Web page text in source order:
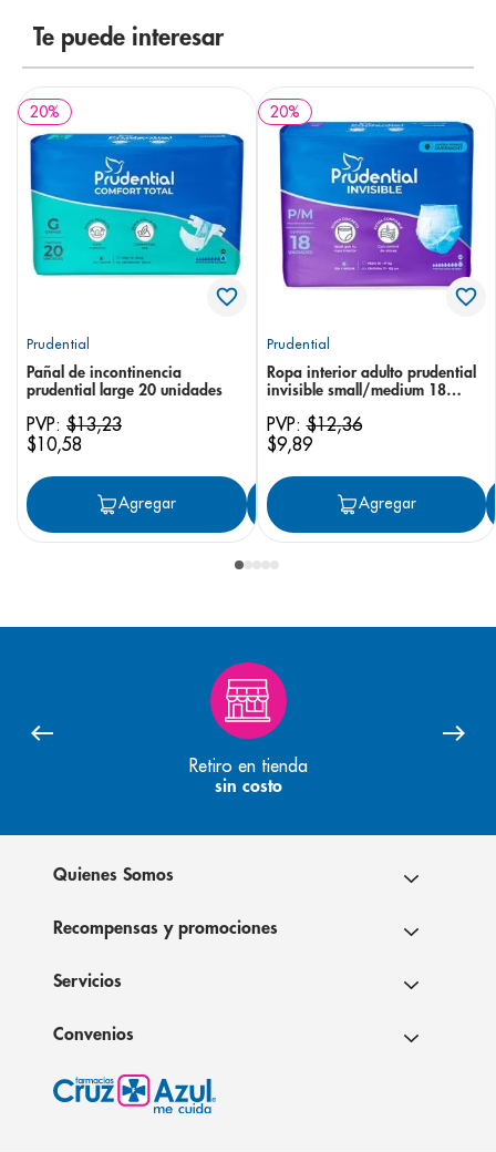
Te puede interesar
20%
Prudential
Pañal de incontinencia
prudential large 20 unidades
PVP: $13,23
$10,58
Agregar Agregar
20%
Prudential
Ropa interior adulto prudential
invisible small/medium 18
PVP:$12,36
$9,89
Agregar
Retiro en tienda
sin costo
Quienes Somos
Recompensas y promociones
Servicios
Convenios
9 . panolini